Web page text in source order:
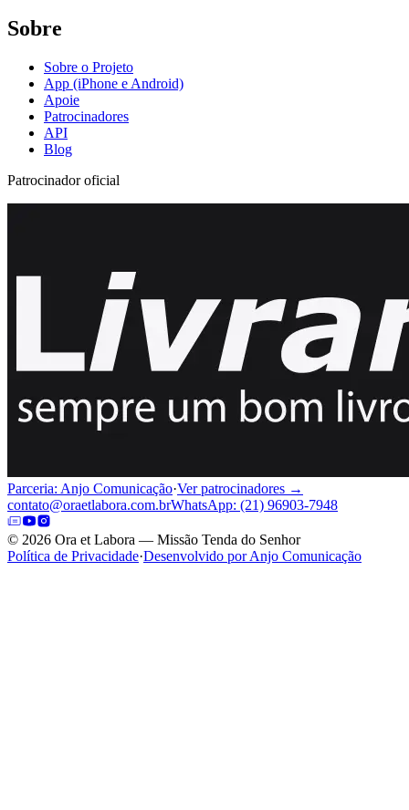
Sobre
Sobre o Projeto
App (iPhone e Android)
Apoie
Patrocinadores
API
Blog
Patrocinador oficial
Parceria: Anjo Comunicação·Ver patrocinadores →
contato@oraetlabora.com.brWhatsApp: (21) 96903-7948
© 2026 Ora et Labora — Missão Tenda do Senhor
Política de Privacidade·Desenvolvido por Anjo Comunicação